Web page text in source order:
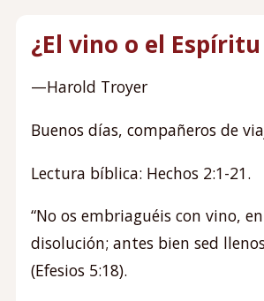
¿El vino o el
—Harold Troyer
Buenos días, compañeros de
Lectura bíblica: Hechos 2:1-21.
“No os embriaguéis con vino,
disolución; antes bien sed
(Efesios 5:18).